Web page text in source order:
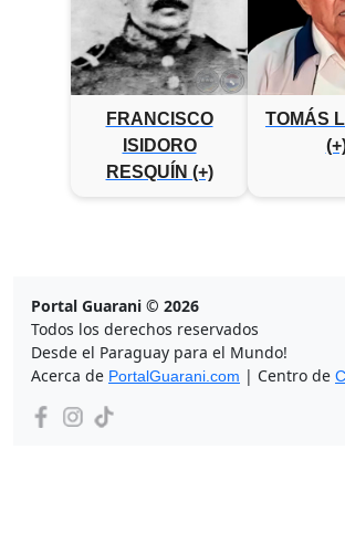
FRANCISCO
ISIDORO
RESQUÍN (+)
TOMÁS
Portal Guarani © 2026
Todos los derechos reservados
Desde el Paraguay para el Mundo!
Acerca de PortalGuarani.com | Centro de